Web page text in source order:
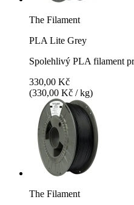
The Filament
PLA Lite Grey
Spolehlivý PLA filament
330,00 Kč
(330,00 Kč / kg)
The Filament